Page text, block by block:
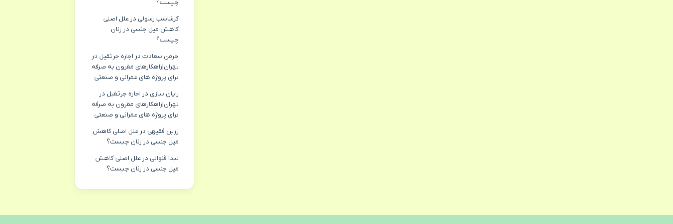
چیست؟
گرشاسپ رسولی در علل اصلی
کاهش میل جنسی در زنان
چیست؟
خرمن سعادتدر اجاره جرثقیل در
تهران|راهکارهای مقرون به صرفه
برای پروژه های عمرانی و صنعتی
رایان نیازی در اجاره جرثقیل در
تهران|راهکارهای مقرون به صرفه
برای پروژه های عمرانی و صنعتی
زرین فقیهی در علل اصلی کاهش
میل جنسی در زنان چیست؟
لیدا قنواتی در علل اصلی کاهش
میل جنسی در زنان چیست؟